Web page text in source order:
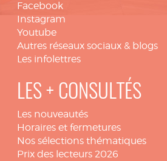
Facebook
Instagram
Youtube
Autres réseaux sociaux & blogs
Les infolettres
LES + CONSULTÉS
Les nouveautés
Horaires et fermetures
Nos sélections thématiques
Prix des lecteurs 2026